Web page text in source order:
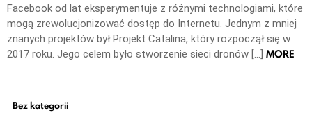
Facebook od lat eksperymentuje z różnymi technologiami, które
mogą zrewolucjonizować dostęp do Internetu. Jednym z mniej
znanych projektów był Projekt Catalina, który rozpoczął się w
2017 roku. Jego celem było stworzenie sieci dronów […] MORE
Bez kategorii